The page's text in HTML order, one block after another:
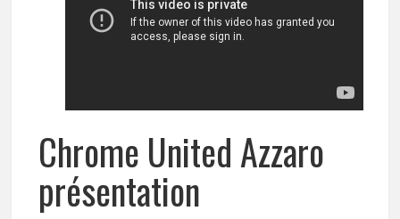
Chrome United Azzaro
présentation